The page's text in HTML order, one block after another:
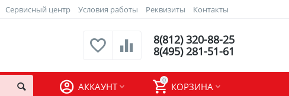
Сервисный центр Условия работы Реквизиты Контакты
8(812) 320-88-25
8(495) 281-51-61
0
КОРЗИНА
АККАУНТ